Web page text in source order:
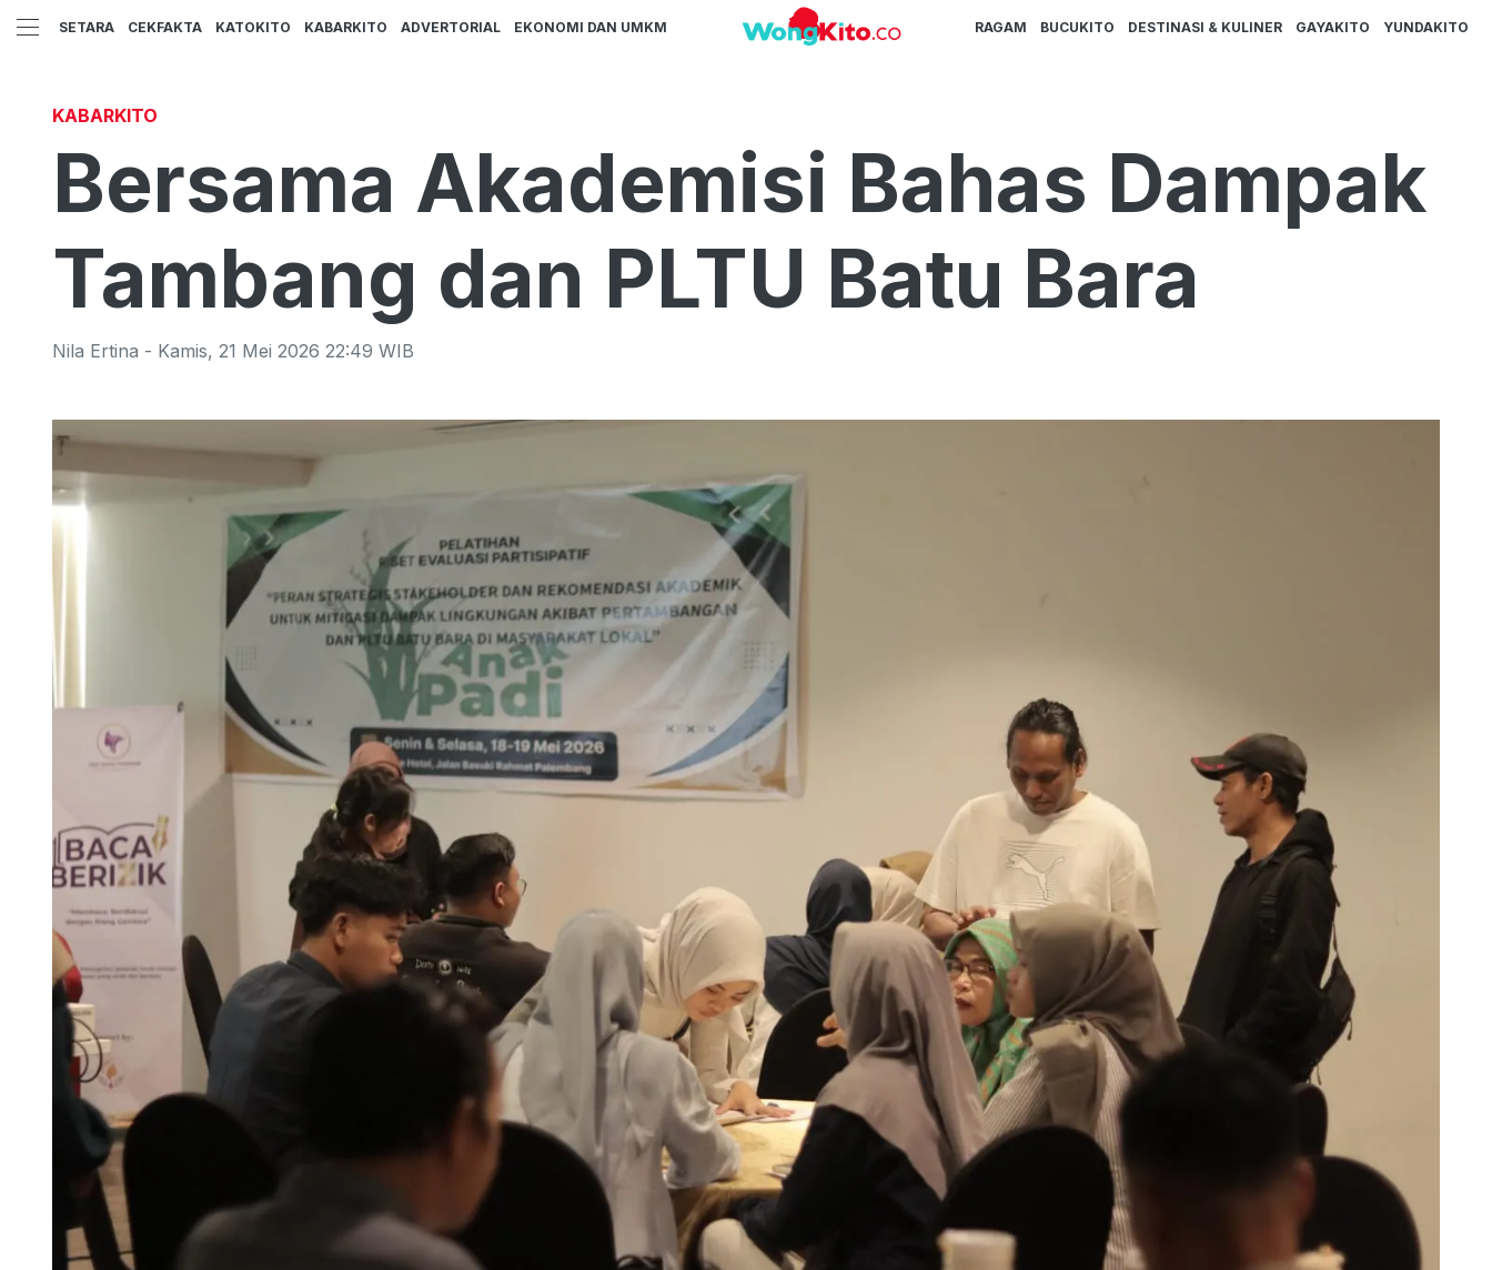
SETARA CEKFAKTA KATOKITO KABARKITO ADVERTORIAL EKONOMI DAN UMKM RAGAM BUCUKITO DESTINASI & KULINER GAYAKITO YUNDAKITO
KABARKITO
Bersama Akademisi Bahas Dampak
Tambang dan PLTU Batu Bara
Nila Ertina - Kamis, 21 Mei 2026 22:49 WIB